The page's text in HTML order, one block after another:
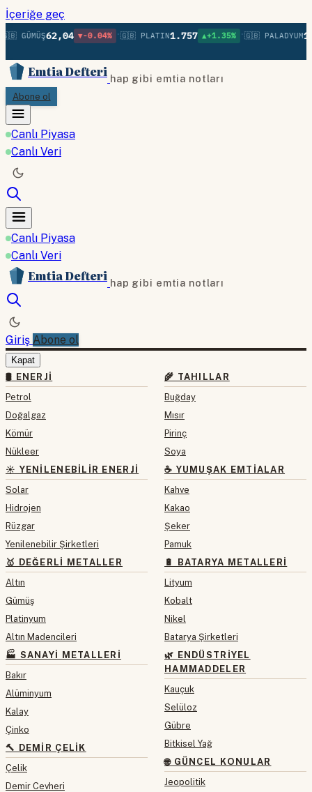
İçeriğe geç
GÜMÜŞ62,04 ▼-0.04% • 🇬🇧 PLATIN1.757 ▲+1.35% • 🇬🇧 PALADYUM
Emtia Defteri hap gibi emtia notları
Abone ol
Canlı Piyasa
Canlı Veri
Canlı Piyasa
Canlı Veri
Emtia Defteri hap gibi emtia notları
Giriş Abone ol
Kapat
🛢 ENERJI
Petrol
Doğalgaz
Kömür
Nükleer
☀️ YENILENEBILIR ENERJI
Solar
Hidrojen
Rüzgar
Yenilenebilir Şirketleri
🥇 DEĞERLI METALLER
Altın
Gümüş
Platinyum
Altın Madencileri
🏭 SANAYI METALLERI
Bakır
Alüminyum
Kalay
Çinko
🔨 DEMIR ÇELIK
Çelik
Demir Cevheri
🌾 TAHILLAR
Buğday
Mısır
Pirinç
Soya
☕ YUMUŞAK EMTIALAR
Kahve
Kakao
Şeker
Pamuk
🔋 BATARYA METALLERI
Lityum
Kobalt
Nikel
Batarya Şirketleri
🌿 ENDÜSTRIYEL
HAMMADDELER
Kauçuk
Selüloz
Gübre
Bitkisel Yağ
🌐 GÜNCEL KONULAR
Jeopolitik